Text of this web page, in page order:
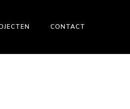
CONTACT